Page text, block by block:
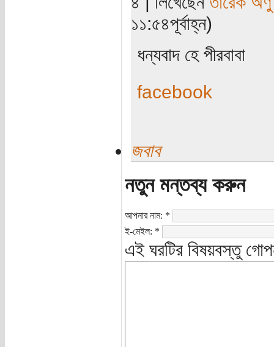
১১:৫৪পূর্বাহ্ন)
ধন্যবাদ হে পীরবাবা
facebook
জবাব
নতুন মন্তব্য করুন
আপনার নাম: *
ই-মেইল: *
এই ঘরটির বিষয়বস্তু